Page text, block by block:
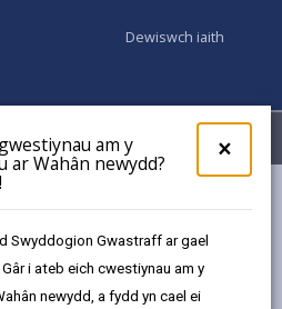
×
am y
ar Wahân newydd?
Swyddogion Gwastraff ar gael
i ateb eich cwestiynau am y
newydd, a fydd yn cael ei
Dewiswch iaith
2023 - 28
gwaith a phrif bartneriaid